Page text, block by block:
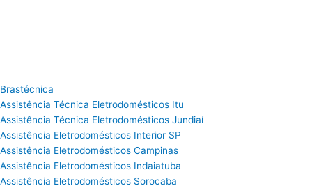
Brastécnica
Assistência Técnica Eletrodomésticos Itu
Assistência Técnica Eletrodomésticos Jundiaí
Assistência Eletrodomésticos Interior SP
Assistência Eletrodomésticos Campinas
Assistência Eletrodomésticos Indaiatuba
Assistência Eletrodomésticos Sorocaba